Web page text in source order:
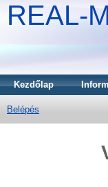
REAL-
Kezdőlap
Belépés